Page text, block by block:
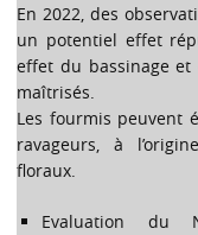
En 2022, des
un potentiel effet
effet du bassinage
maîtrisés.
Les fourmis peuvent
ravageurs, à
floraux.
Evaluation du